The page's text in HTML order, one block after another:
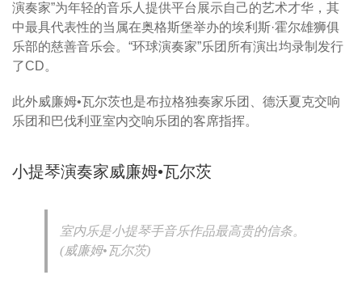
演奏家”为年轻的音乐人提供平台展示自己的艺术才华，其
中最具代表性的当属在奥格斯堡举办的埃利斯·霍尔雄狮俱
乐部的慈善音乐会。“环球演奏家”乐团所有演出均录制发行
了CD。
此外威廉姆•瓦尔茨也是布拉格独奏家乐团、德沃夏克交响
乐团和巴伐利亚室内交响乐团的客席指挥。
小提琴演奏家威廉姆•瓦尔茨
室内乐是小提琴手音乐作品最高贵的信条。
(威廉姆•瓦尔茨)